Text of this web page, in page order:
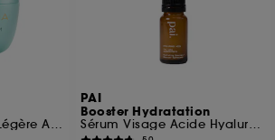
Crème Hydratante Légère Affinant Les Pores Format voyage
PAI
Booster Hydratation
Sérum Visage Acide Hyaluronique peaux sensibles